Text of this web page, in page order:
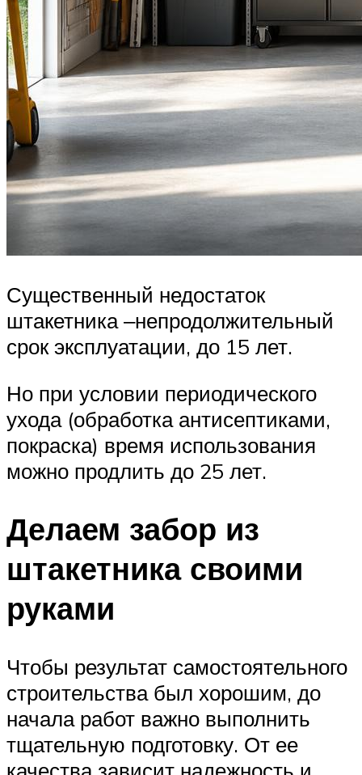
Существенный недостаток
штакетника ‒непродолжительный
срок эксплуатации, до 15 лет.
Но при условии периодического
ухода (обработка антисептиками,
покраска) время использования
можно продлить до 25 лет.
Делаем забор из
штакетника своими
руками
Чтобы результат самостоятельного
строительства был хорошим, до
начала работ важно выполнить
тщательную подготовку. От ее